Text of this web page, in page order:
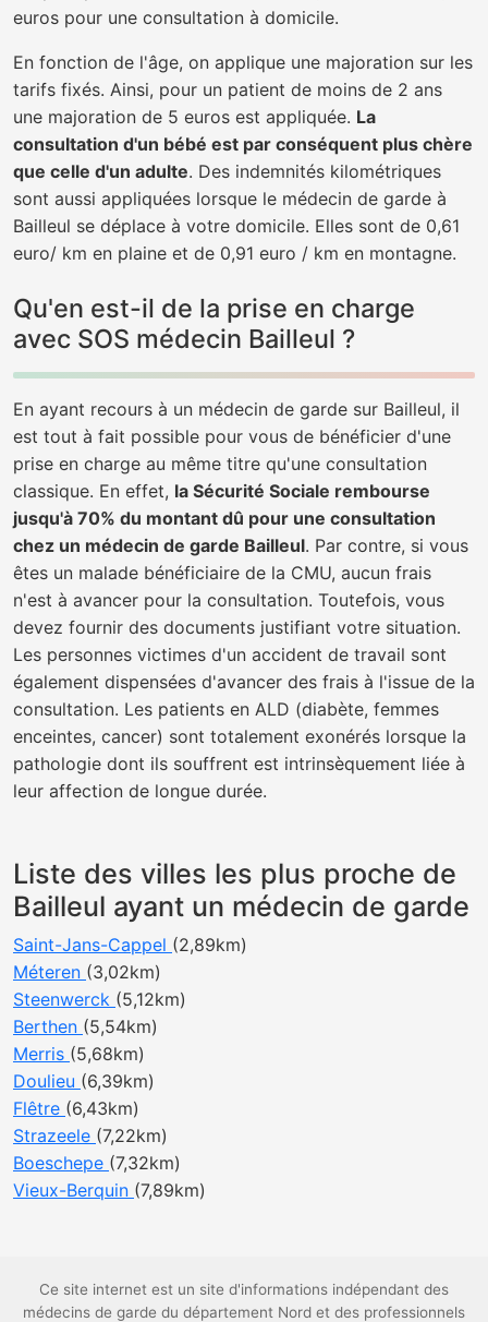
euros pour une consultation à domicile.
En fonction de l'âge, on applique une majoration sur les
tarifs fixés. Ainsi, pour un patient de moins de 2 ans
une majoration de 5 euros est appliquée. La
consultation d'un bébé est par conséquent plus chère
que celle d'un adulte. Des indemnités kilométriques
sont aussi appliquées lorsque le médecin de garde à
Bailleul se déplace à votre domicile. Elles sont de 0,61
euro/ km en plaine et de 0,91 euro / km en montagne.
Qu'en est-il de la prise en charge
avec SOS médecin Bailleul ?
En ayant recours à un médecin de garde sur Bailleul, il
est tout à fait possible pour vous de bénéficier d'une
prise en charge au même titre qu'une consultation
classique. En effet, la Sécurité Sociale rembourse
jusqu'à 70% du montant dû pour une consultation
chez un médecin de garde Bailleul. Par contre, si vous
êtes un malade bénéficiaire de la CMU, aucun frais
n'est à avancer pour la consultation. Toutefois, vous
devez fournir des documents justifiant votre situation.
Les personnes victimes d'un accident de travail sont
également dispensées d'avancer des frais à l'issue de la
consultation. Les patients en ALD (diabète, femmes
enceintes, cancer) sont totalement exonérés lorsque la
pathologie dont ils souffrent est intrinsèquement liée à
leur affection de longue durée.
Liste des villes les plus proche de
Bailleul ayant un médecin de garde
Saint-Jans-Cappel (2,89km)
Méteren (3,02km)
Steenwerck (5,12km)
Berthen (5,54km)
Merris (5,68km)
Doulieu (6,39km)
Flêtre (6,43km)
Strazeele (7,22km)
Boeschepe (7,32km)
Vieux-Berquin (7,89km)
Ce site internet est un site d'informations indépendant des
médecins de garde du département Nord et des professionnels